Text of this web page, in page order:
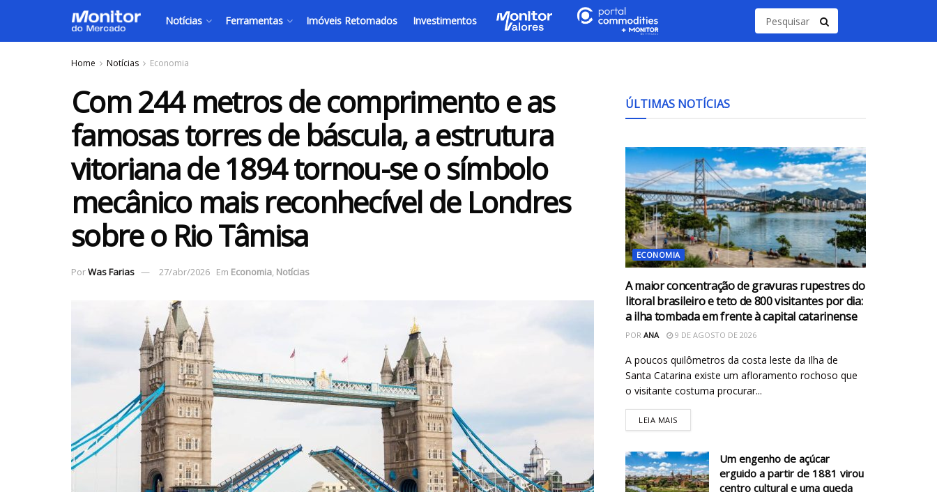
Notícias Ferramentas Imóveis Retomados Investimentos
Home Notícias Economia
Com 244 metros de comprimento e as
famosas torres de báscula, a estrutura
vitoriana de 1894 tornou-se o símbolo
mecânico mais reconhecível de Londres
sobre o Rio Tâmisa
PorWas Farias 27/abr/2026 Em Economia, Notícias
ÚLTIMAS NOTÍCIAS
ECONOMIA
A maior concentração de gravuras rupestres do
litoral brasileiro e teto de 800 visitantes por dia:
a ilha tombada em frente à capital catarinense
POR ANA 9 DE AGOSTO DE 2026
A poucos quilômetros da costa leste da Ilha de
Santa Catarina existe um afloramento rochoso que
o visitante costuma procurar...
LEIA MAIS
Um engenho de açúcar
erguido a partir de 1881 virou
centro cultural e uma queda